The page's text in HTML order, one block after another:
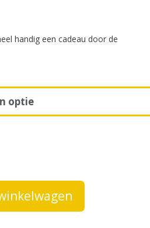
handig een cadeau door de